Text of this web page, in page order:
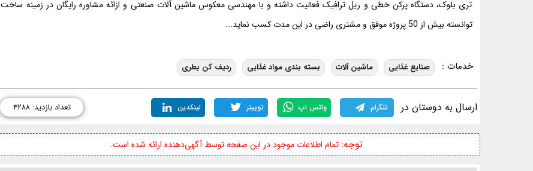
تری بلوک، دستگاه پرکن خطی و ریل ترافیک فعالیت داشته و با مهندسی معکوس ماشین آلات صنعتی و ازائه مشاوره رایگان در زمینه ساخت
توانسته بیش از 50 پروژه موفق و مشتری راضی در این مدت کسب نماید...
خدمات : صنایع غذایی ماشین آلات بسته بندی مواد غذایی ردیف کن بطری
ارسال به دوستان در تلگرام واتس اپ توییتر لینکدین تعداد بازدید: ۴۲۸۸
توجه:تمام اطلاعات موجود در این صفحه توسط آگهی‌دهنده ارائه شده است.